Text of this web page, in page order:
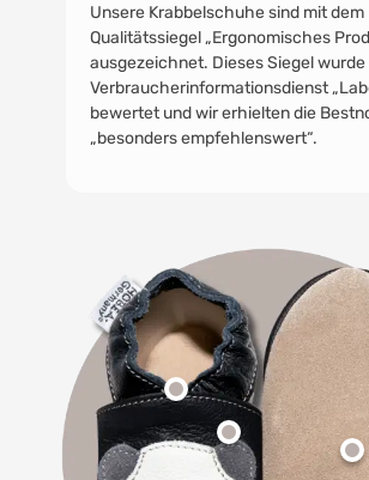
Unsere Krabbelschuhe sind mit dem
Qualitätssiegel „Ergonomisches
ausgezeichnet. Dieses Siegel
Verbraucherinformationsdienst
bewertet und wir erhielten die
„besonders empfehlenswert“.